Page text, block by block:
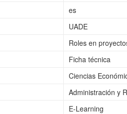
es
UADE
Roles en
Ficha técnica
Ciencias
Administración y
E-Learning